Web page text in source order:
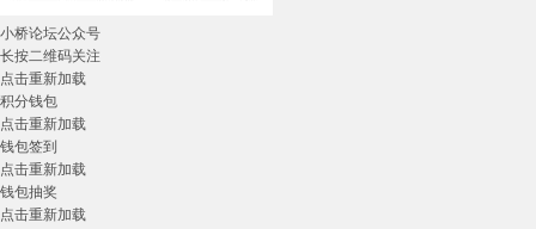
小桥论坛公众号
长按二维码关注
点击重新加载
积分钱包
点击重新加载
钱包签到
点击重新加载
钱包抽奖
点击重新加载